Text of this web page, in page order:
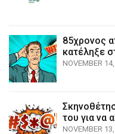
85χρονος
κατέληξε
NOVEMBER
του για να
NOVEMBER